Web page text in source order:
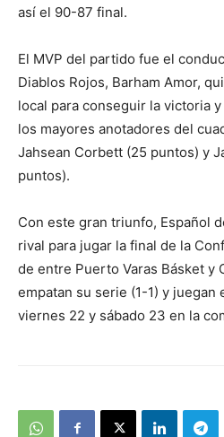
así el 90-87 final.
El MVP del partido fue el
Diablos Rojos, Barham Amor,
local para conseguir la victoria
los mayores anotadores del
Jahsean Corbett (25 puntos) y
puntos).
Con este gran triunfo, Español
rival para jugar la final de la
de entre Puerto Varas Básket y
empatan su serie (1-1) y
viernes 22 y sábado 23 en la